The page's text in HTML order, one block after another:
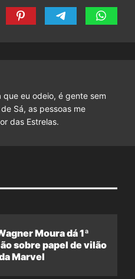
que eu odeio, é gente sem
Sá, as pessoas me
das Estrelas.
Moura dá 1ª
sobre papel de vilão
Marvel